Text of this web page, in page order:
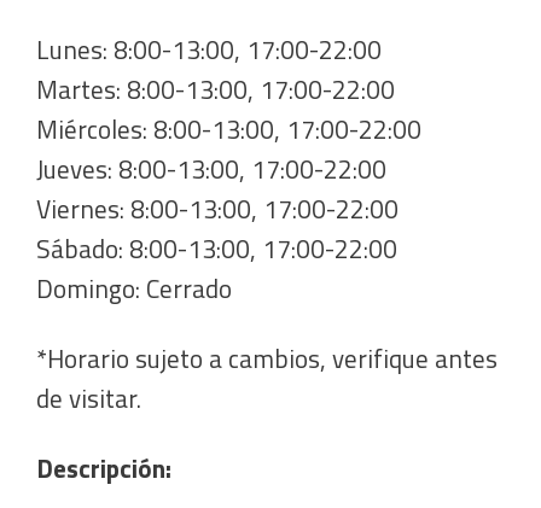
Lunes: 8:00-13:00, 17:00-22:00
Martes: 8:00-13:00, 17:00-22:00
Miércoles: 8:00-13:00, 17:00-22:00
Jueves: 8:00-13:00, 17:00-22:00
Viernes: 8:00-13:00, 17:00-22:00
Sábado: 8:00-13:00, 17:00-22:00
Domingo: Cerrado
*Horario sujeto a cambios, verifique antes
de visitar.
Descripción: